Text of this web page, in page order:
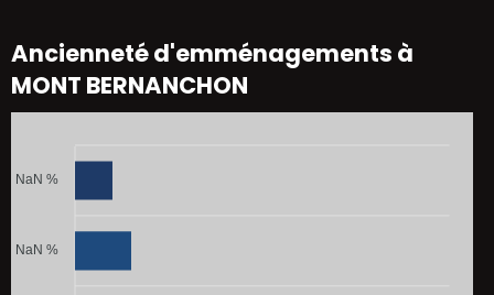
Ancienneté d'emménagements à
MONT BERNANCHON
NaN %
NaN %